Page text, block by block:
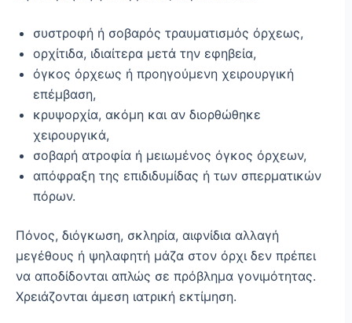
συστροφή ή σοβαρός τραυματισμός όρχεως,
ορχίτιδα, ιδιαίτερα μετά την εφηβεία,
όγκος όρχεως ή προηγούμενη χειρουργική
επέμβαση,
κρυψορχία, ακόμη και αν διορθώθηκε
χειρουργικά,
σοβαρή ατροφία ή μειωμένος όγκος όρχεων,
απόφραξη της επιδιδυμίδας ή των σπερματικών
πόρων.
Πόνος, διόγκωση, σκληρία, αιφνίδια αλλαγή
μεγέθους ή ψηλαφητή μάζα στον όρχι δεν πρέπει
να αποδίδονται απλώς σε πρόβλημα γονιμότητας.
Χρειάζονται άμεση ιατρική εκτίμηση.